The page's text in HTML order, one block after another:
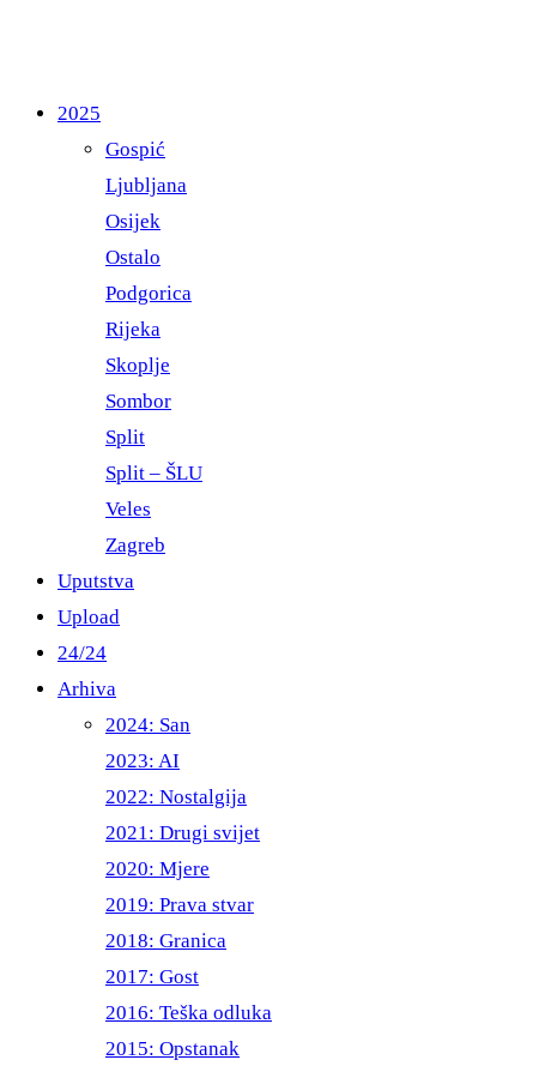
2025
Gospić
Ljubljana
Osijek
Ostalo
Podgorica
Rijeka
Skoplje
Sombor
Split
Split – ŠLU
Veles
Zagreb
Uputstva
Upload
24/24
Arhiva
2024: San
2023: AI
2022: Nostalgija
2021: Drugi svijet
2020: Mjere
2019: Prava stvar
2018: Granica
2017: Gost
2016: Teška odluka
2015: Opstanak